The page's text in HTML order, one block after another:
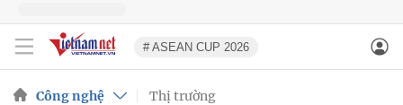
# ASEAN CUP 2026
Công nghệ Thị trường